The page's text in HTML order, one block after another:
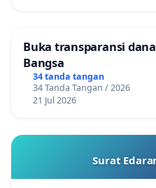
Buka transparansi
Bangsa
34 tanda tangan
34 Tanda Tangan / 2026
21 Jul 2026
Surat